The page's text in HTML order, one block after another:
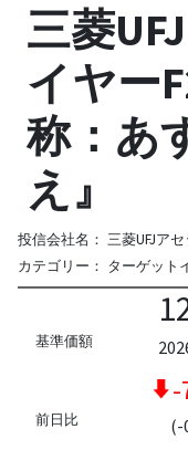
三菱
イヤー
称：あ
え』
投信会社名： 三菱UFJア
カテゴリー： ターゲット
基準価額
前日比
-
(-